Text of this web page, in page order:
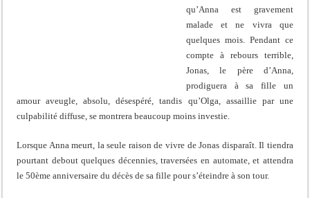
qu’Anna est gravement
malade et ne vivra que
quelques mois. Pendant ce
compte à rebours terrible,
Jonas, le père d’Anna,
prodiguera à sa fille un
amour aveugle, absolu, désespéré, tandis qu’Olga, assaillie par une
culpabilité diffuse, se montrera beaucoup moins investie.
Lorsque Anna meurt, la seule raison de vivre de Jonas disparaît. Il tiendra
pourtant debout quelques décennies, traversées en automate, et attendra
le 50ème anniversaire du décès de sa fille pour s’éteindre à son tour.